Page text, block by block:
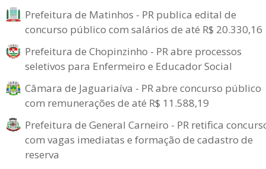
Prefeitura de Matinhos - PR publica edital de
concurso público com salários de até R$ 20.330,16
Prefeitura de Chopinzinho - PR abre processos
seletivos para Enfermeiro e Educador Social
Câmara de Jaguariaíva - PR abre concurso público
com remunerações de até R$ 11.588,19
Prefeitura de General Carneiro - PR retifica
com vagas imediatas e formação de cadastro de
reserva